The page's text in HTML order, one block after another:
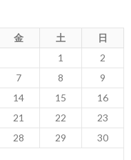
金 土
日
1
2
7 8
9
14 15
16
21 22
23
28 29
30